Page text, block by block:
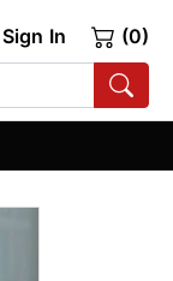
Sign In (0)